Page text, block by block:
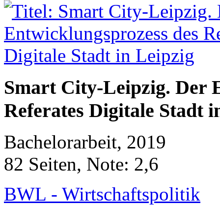
Smart City-Leipzig. Der
Referates Digitale Stadt
Bachelorarbeit, 2019
82 Seiten, Note: 2,6
BWL - Wirtschaftspolitik